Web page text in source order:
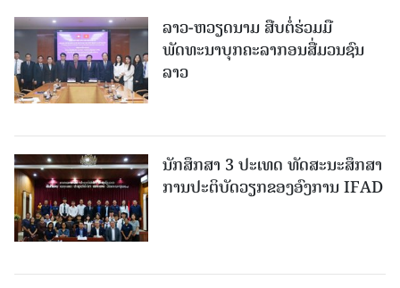
ລາວ-ຫວຽດ​ນາມ ສືບ​ຕໍ່​ຮ່ວມ​ມື
ພັດທະນາບຸກຄະລາກອນສື່ມວນຊົນ
ລາວ
ນັກສຶກສາ 3 ປະເທດ ທັດ​ສະ​ນະ​ສຶກ​ສາ
ການປະຕິບັດວຽກຂອງອົງການ IFAD